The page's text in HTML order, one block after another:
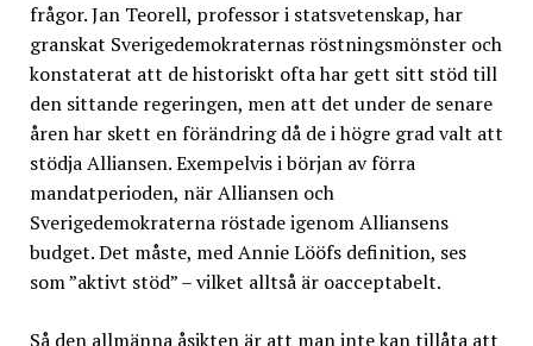
frågor. Jan Teorell, professor i statsvetenskap, har
granskat Sverigedemokraternas röstningsmönster och
konstaterat att de historiskt ofta har gett sitt stöd till
den sittande regeringen, men att det under de senare
åren har skett en förändring då de i högre grad valt att
stödja Alliansen. Exempelvis i början av förra
mandatperioden, när Alliansen och
Sverigedemokraterna röstade igenom Alliansens
budget. Det måste, med Annie Lööfs definition, ses
som ”aktivt stöd” – vilket alltså är oacceptabelt.
Så den allmänna åsikten är att man inte kan tillåta att